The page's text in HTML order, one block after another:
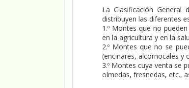
La Clasificación
distribuyen las diferentes
1.º Montes que no
en la agricultura y en la
2.º Montes que no se
(encinares, alcornocales y
3.º Montes cuya venta se
olmedas, fresnedas, etc.,